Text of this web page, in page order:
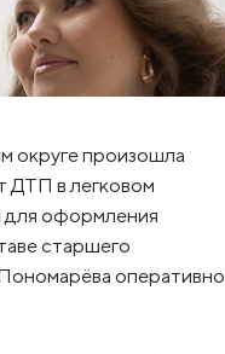
округе произошла
ДТП в легковом
для оформления
старшего
оперативно